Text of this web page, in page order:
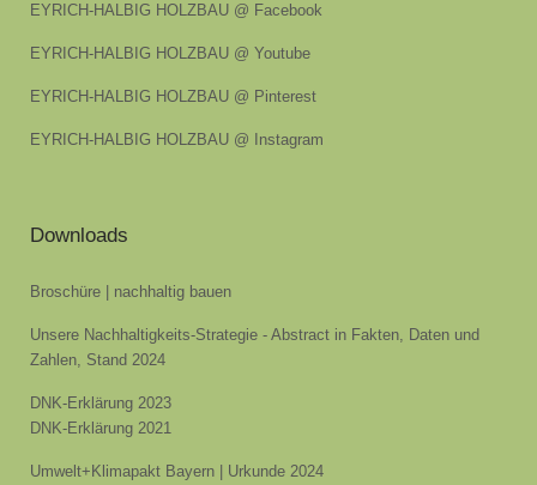
EYRICH-HALBIG HOLZBAU @ Facebook
EYRICH-HALBIG HOLZBAU @ Youtube
EYRICH-HALBIG HOLZBAU @ Pinterest
EYRICH-HALBIG HOLZBAU @ Instagram
Downloads
Broschüre | nachhaltig bauen
Unsere Nachhaltigkeits-Strategie - Abstract in Fakten, Daten und
Zahlen, Stand 2024
DNK-Erklärung 2023
DNK-Erklärung 2021
Umwelt+Klimapakt Bayern | Urkunde 2024